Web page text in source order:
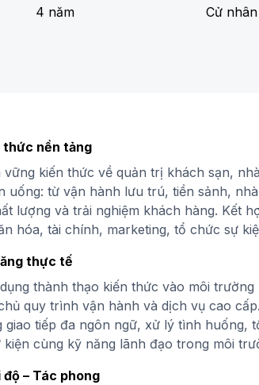
4 năm
Cử
thức nền tảng
vững kiến thức về quản trị khách sạn,
uống: từ vận hành lưu trú, tiền sảnh,
lượng và trải nghiệm khách hàng. Kết
hóa, tài chính, marketing, tổ chức sự
thực tế
thành thạo kiến thức vào môi trường
quy trình vận hành và dịch vụ cao
giao tiếp đa ngôn ngữ, xử lý tình huống,
kiện cùng kỹ năng lãnh đạo trong môi
độ – Tác phong